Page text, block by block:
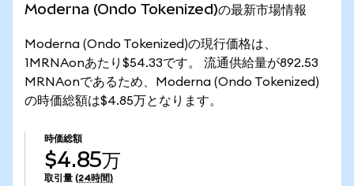
Moderna (Ondo Tokenized)の最新市場情報
Moderna (Ondo Tokenized)の現行価格は、
1MRNAonあたり$54.33です。 流通供給量が892.53
MRNAonであるため、Moderna (Ondo Tokenized)
の時価総額は$4.85万となります。
時価総額
$4.85万
取引量 (24時間)